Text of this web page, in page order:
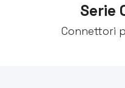
Serie
Connettori